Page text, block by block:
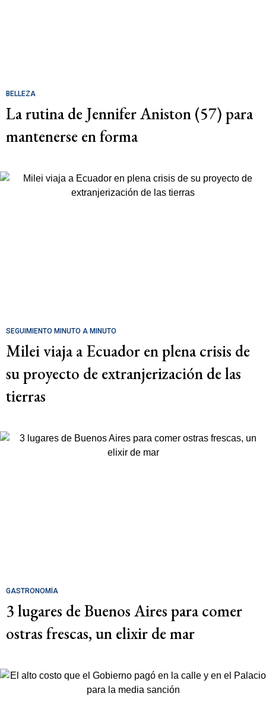
BELLEZA
La rutina de Jennifer Aniston (57) para
mantenerse en forma
SEGUIMIENTO MINUTO A MINUTO
Milei viaja a Ecuador en plena crisis de
su proyecto de extranjerización de las
tierras
GASTRONOMÍA
3 lugares de Buenos Aires para comer
ostras frescas, un elixir de mar